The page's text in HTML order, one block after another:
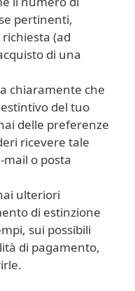
pertinenti,
(ad
di una
chiaramente che
del tuo
delle preferenze
ricevere tale
mail o posta
ulteriori
di estinzione
sui possibili
di pagamento,